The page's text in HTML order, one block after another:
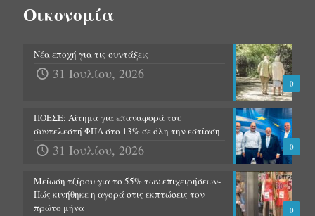
Οικονομία
0
Νέα εποχή για τις συντάξεις
31 Ιουλίου, 2026
0
ΠΟΕΣΕ: Αίτημα για επαναφορά του
συντελεστή ΦΠΑ στο 13% σε όλη την εστίαση
31 Ιουλίου, 2026
0
Μείωση τζίρου για το 55% των επιχειρήσεων-
Πώς κινήθηκε η αγορά στις εκπτώσεις τον
πρώτο μήνα